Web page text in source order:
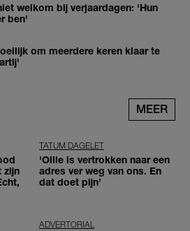
welkom bij verjaardagen: 'Hun
ben'
om meerdere keren klaar te
MEER
zijn
TATUM DAGELET
'Ollie is vertrokken naar een
adres ver weg van ons. En
dat doet pijn’
ADVERTORIAL